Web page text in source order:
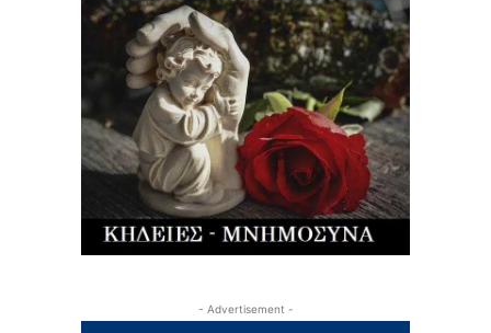
- Advertisement -